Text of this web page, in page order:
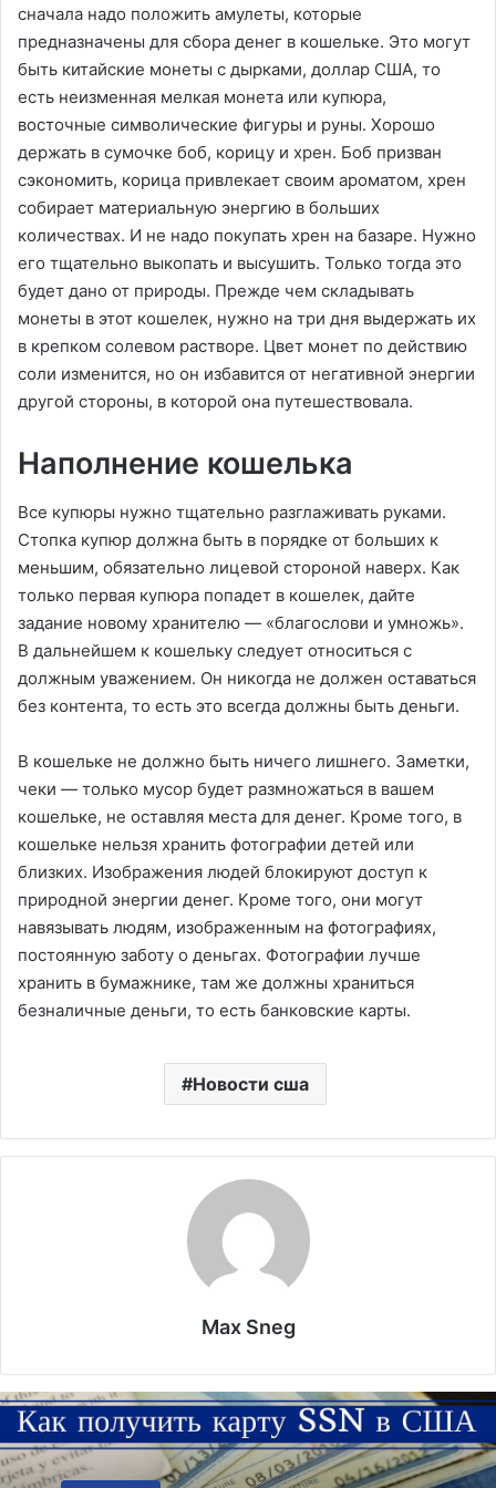
сначала надо положить амулеты, которые
предназначены для сбора денег в кошельке. Это могут
быть китайские монеты с дырками, доллар США, то
есть неизменная мелкая монета или купюра,
восточные символические фигуры и руны. Хорошо
держать в сумочке боб, корицу и хрен. Боб призван
сэкономить, корица привлекает своим ароматом, хрен
собирает материальную энергию в больших
количествах. И не надо покупать хрен на базаре. Нужно
его тщательно выкопать и высушить. Только тогда это
будет дано от природы. Прежде чем складывать
монеты в этот кошелек, нужно на три дня выдержать их
в крепком солевом растворе. Цвет монет по действию
соли изменится, но он избавится от негативной энергии
другой стороны, в которой она путешествовала.
Наполнение кошелька
Все купюры нужно тщательно разглаживать руками.
Стопка купюр должна быть в порядке от больших к
меньшим, обязательно лицевой стороной наверх. Как
только первая купюра попадет в кошелек, дайте
задание новому хранителю — «благослови и умножь».
В дальнейшем к кошельку следует относиться с
должным уважением. Он никогда не должен оставаться
без контента, то есть это всегда должны быть деньги.
В кошельке не должно быть ничего лишнего. Заметки,
чеки — только мусор будет размножаться в вашем
кошельке, не оставляя места для денег. Кроме того, в
кошельке нельзя хранить фотографии детей или
близких. Изображения людей блокируют доступ к
природной энергии денег. Кроме того, они могут
навязывать людям, изображенным на фотографиях,
постоянную заботу о деньгах. Фотографии лучше
хранить в бумажнике, там же должны храниться
безналичные деньги, то есть банковские карты.
Новости сша
Max Sneg